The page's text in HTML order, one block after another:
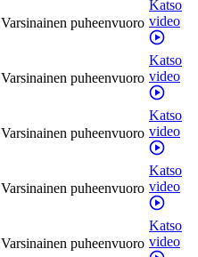
Varsinainen puheenvuoro
Katso
video
Varsinainen puheenvuoro
Katso
video
Varsinainen puheenvuoro
Katso
video
Varsinainen puheenvuoro
Katso
video
Varsinainen puheenvuoro
Katso
video